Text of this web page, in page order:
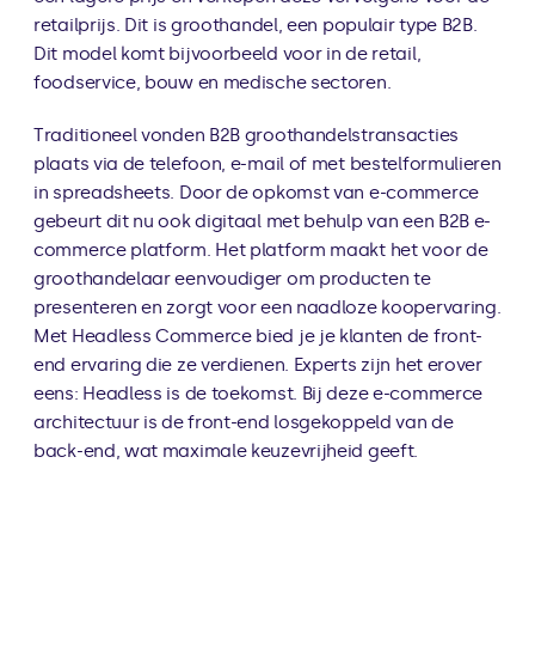
retailprijs. Dit is groothandel, een populair type B2B.
Dit model komt bijvoorbeeld voor in de retail,
foodservice, bouw en medische sectoren.
Traditioneel vonden B2B groothandelstransacties
plaats via de telefoon, e-mail of met bestelformulieren
in spreadsheets. Door de opkomst van e-commerce
gebeurt dit nu ook digitaal met behulp van een B2B e-
commerce platform. Het platform maakt het voor de
groothandelaar eenvoudiger om producten te
presenteren en zorgt voor een naadloze koopervaring.
Met Headless Commerce bied je je klanten de front-
end ervaring die ze verdienen. Experts zijn het erover
eens: Headless is de toekomst. Bij deze e-commerce
architectuur is de front-end losgekoppeld van de
back-end, wat maximale keuzevrijheid geeft.